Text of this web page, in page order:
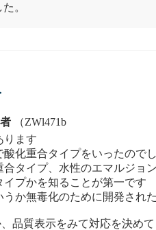
。
（ZWl471b
ります
化重合タイプをいったので
タイプ、水性のエマルジョ
プかを知ることが第一です
か無毒化のために開発され
品質表示をみて対応を決め